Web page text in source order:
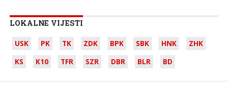
LOKALNE VIJESTI
USK PK TK ZDK BPK SBK HNK
ZHK
KS
K10 TFR SZR DBR BLR BD